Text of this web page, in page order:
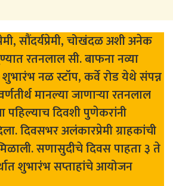
सौंदर्यप्रेमी, चोखंदळ अशी अनेक
रतनलाल सी. बाफना नव्या
नळ स्टॉप, कर्वे रोड येथे संपन्न
मानल्या जाणाऱ्या रतनलाल
पहिल्याच दिवशी पुणेकरांनी
दिवसभर अलंकारप्रेमी ग्राहकांची
सणासुदीचे दिवस पाहता ३ ते
शुभारंभ सप्ताहांचे आयोजन